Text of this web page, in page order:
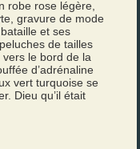
robe rose légère,
gravure de mode
et ses
de tailles
le bord de la
d’adrénaline
vert turquoise se
Dieu qu’il était